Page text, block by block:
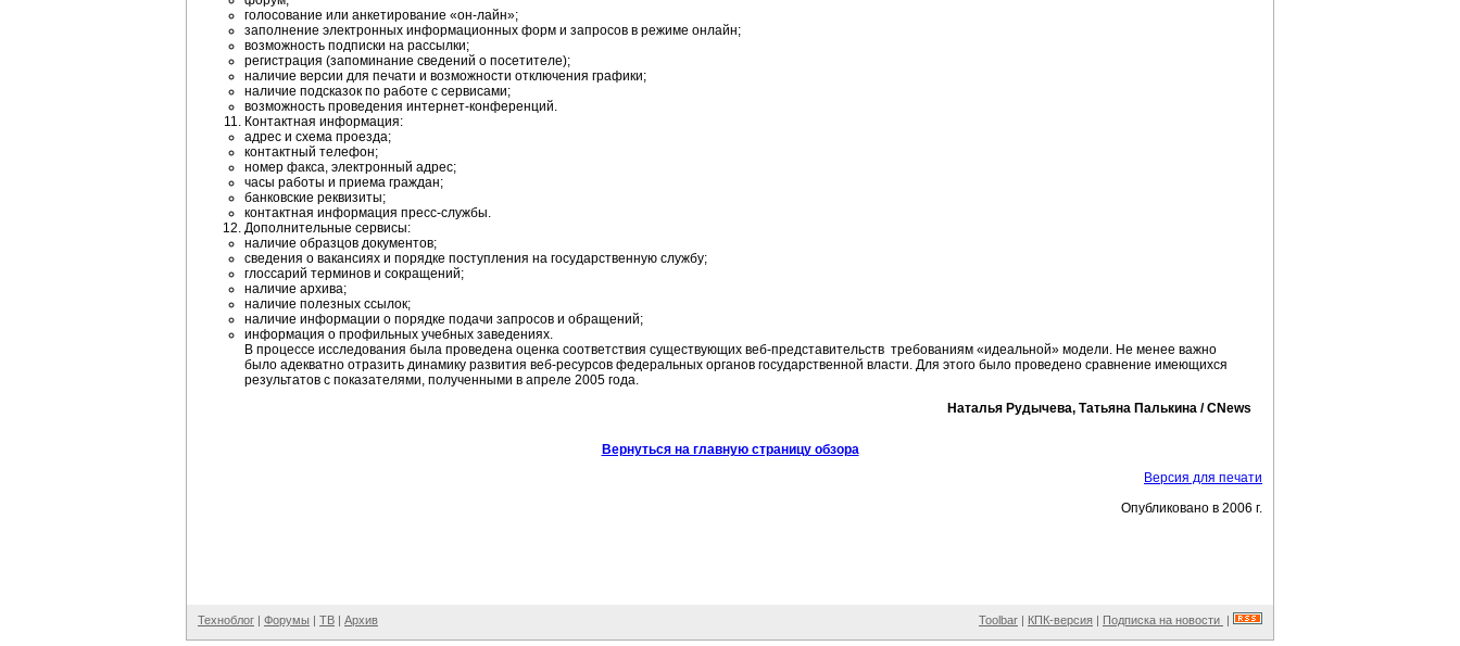
голосование или анкетирование «он-лайн»;
заполнение электронных информационных форм и запросов в режиме онлайн;
возможность подписки на рассылки;
регистрация (запоминание сведений о посетителе);
наличие версии для печати и возможности отключения графики;
наличие подсказок по работе с сервисами;
возможность проведения интернет-конференций.
Контактная информация:
адрес и схема проезда;
контактный телефон;
номер факса, электронный адрес;
часы работы и приема граждан;
банковские реквизиты;
контактная информация пресс-службы.
Дополнительные сервисы:
наличие образцов документов;
сведения о вакансиях и порядке поступления на государственную службу;
глоссарий терминов и сокращений;
наличие архива;
наличие полезных ссылок;
наличие информации о порядке подачи запросов и обращений;
информация о профильных учебных заведениях.
В процессе исследования была проведена оценка соответствия существующих веб-представительств требованиям «идеальной» модели. Не менее важно
было адекватно отразить динамику развития веб-ресурсов федеральных органов государственной власти. Для этого было проведено сравнение имеющихся
результатов с показателями, полученными в апреле 2005 года.
Наталья Рудычева, Татьяна Палькина / CNews
Вернуться на главную страницу обзора
Версия для печати
Опубликовано в 2006 г.
Техноблог | Форумы | ТВ | Архив Toolbar | КПК-версия | Подписка на новости |